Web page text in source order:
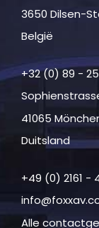
3650 Dilsen-
België
+32 (0) 89 -
41065
Duitsland
+49 (0) 2161 -
Alle